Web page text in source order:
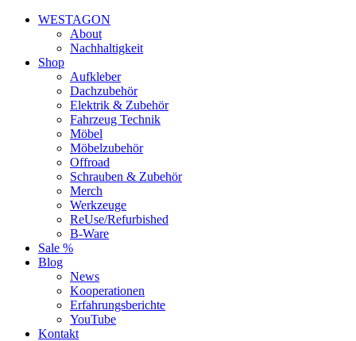
WESTAGON
About
Nachhaltigkeit
Shop
Aufkleber
Dachzubehör
Elektrik & Zubehör
Fahrzeug Technik
Möbel
Möbelzubehör
Offroad
Schrauben & Zubehör
Merch
Werkzeuge
ReUse/Refurbished
B-Ware
Sale %
Blog
News
Kooperationen
Erfahrungsberichte
YouTube
Kontakt